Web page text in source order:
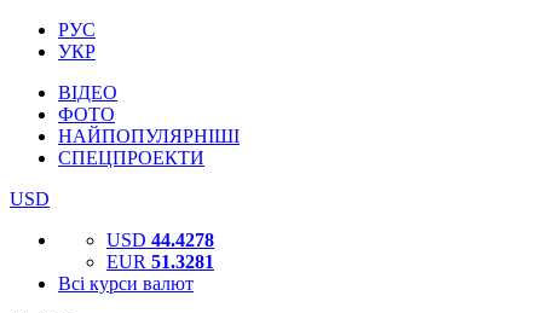
РУС
УКР
ВІДЕО
ФОТО
НАЙПОПУЛЯРНІШІ
СПЕЦПРОЕКТИ
USD
USD 44.4278
EUR 51.3281
Всі курси валют